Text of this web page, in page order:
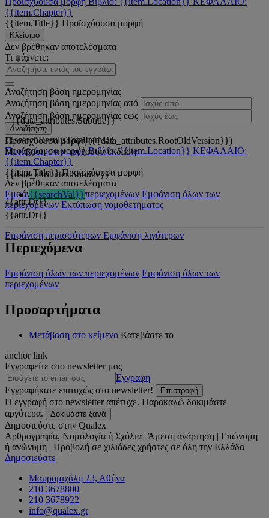
{{item.Chapter}}
{{item.Title}} Προϊσχύουσα μορφή
Κλείσιμο
Δεν βρέθηκαν αποτελέσματα
Τι ψάχνετε;
Αναζήτηση βάση ημερομηνίας
Αναζήτηση βάση ημερομηνίας από
Αναζήτηση βάση ημερομηνίας εως
Αναζήτηση
{{searchResultsTotalItems}}
Προϊσχύουσα μορφή Βιβλίο: {{item.Location}} ΚΕΦΑΛΑΙΟ:
{{item.Chapter}}
{{item.Title}} Προϊσχύουσα μορφή
Δεν βρέθηκαν αποτελέσματα
Εμφάνιση όλων των περιεχομένων Εμφάνιση όλων των
περιεχομένων Εκτύπωση νομοθετήματος
{{data_attributes.Subtitle}}
Προϊσχύουσα μορφή ({{data_attributes.RootOldVersion}})
Μετάβαση στην τρέχουσα έκδοση
{{data_attributes.Subtitle}}
{{searchVal}}
{{attr.Dt}}
Εμφάνιση περισσότερων Εμφάνιση λιγότερων
{{attr.Dt}}
Περιεχόμενα
Εμφάνιση όλων των περιεχομένων Εμφάνιση όλων των
περιεχομένων
Προσαρτήματα
Μετάβαση στο κείμενο Κατεβάστε το
anchor link
Εγγραφείτε στο newsletter μας
Εγγραφή
Εγγραφήκατε επιτυχώς στο newsletter!
Επιστροφή
Η εγγραφή στο newsletter απέτυχε. Παρακαλώ δοκιμάστε
αργότερα.
Δοκιμάστε ξανά
Δημοσιεύστε στην Qualex
Αρθρογραφία, Νομολογία ή Σχόλια | Άμεση ανάρτηση | Επώνυμη
ή ανώνυμη | Προβολή σε χιλιάδες χρήστες σε όλη την Ελλάδα
Δημοσιεύστε
Μαυρομιχάλη 23, Αθήνα
210 3678800
210 3678922
info@qualex.gr